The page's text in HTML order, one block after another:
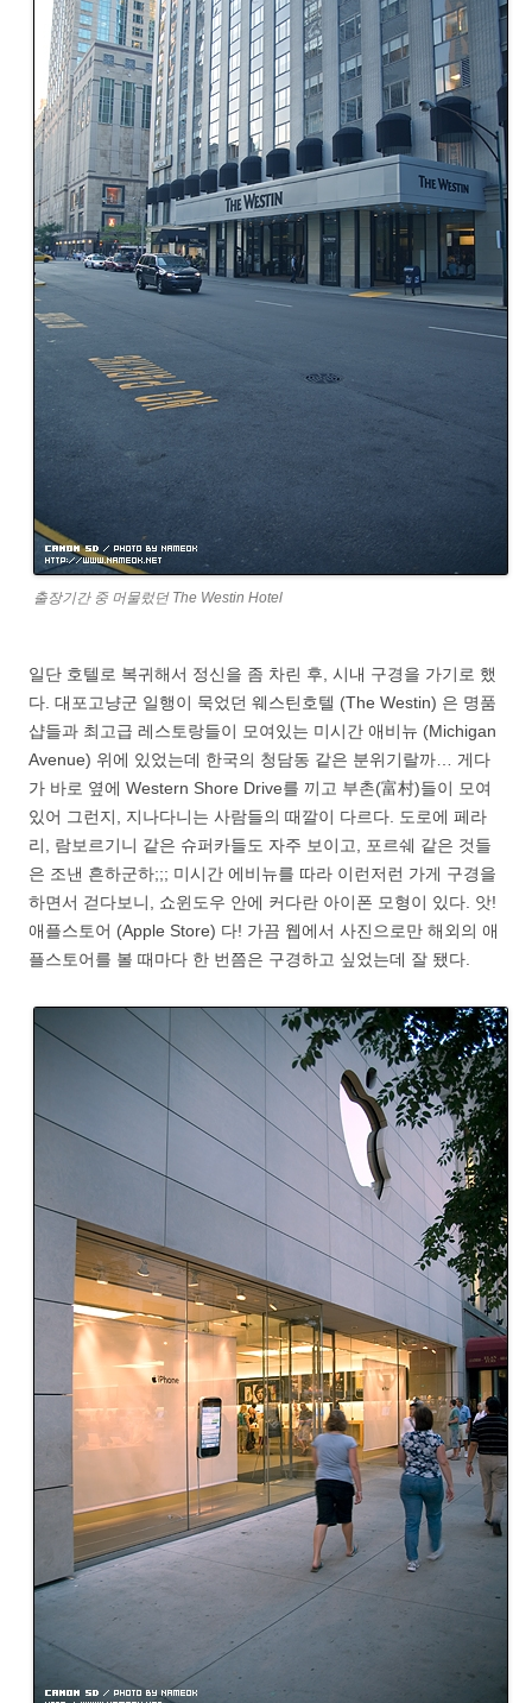
출장기간 중 머물렀던 The Westin Hotel
일단 호텔로 복귀해서 정신을 좀 차린 후, 시내 구경을 가기로 했
다. 대포고냥군 일행이 묵었던 웨스틴호텔 (The Westin) 은 명품
샵들과 최고급 레스토랑들이 모여있는 미시간 애비뉴 (Michigan
Avenue) 위에 있었는데 한국의 청담동 같은 분위기랄까… 게다
가 바로 옆에 Western Shore Drive를 끼고 부촌(富村)들이 모여
있어 그런지, 지나다니는 사람들의 때깔이 다르다. 도로에 페라
리, 람보르기니 같은 슈퍼카들도 자주 보이고, 포르쉐 같은 것들
은 조낸 흔하군하;;; 미시간 에비뉴를 따라 이런저런 가게 구경을
하면서 걷다보니, 쇼윈도우 안에 커다란 아이폰 모형이 있다. 앗!
애플스토어 (Apple Store) 다! 가끔 웹에서 사진으로만 해외의 애
플스토어를 볼 때마다 한 번쯤은 구경하고 싶었는데 잘 됐다.